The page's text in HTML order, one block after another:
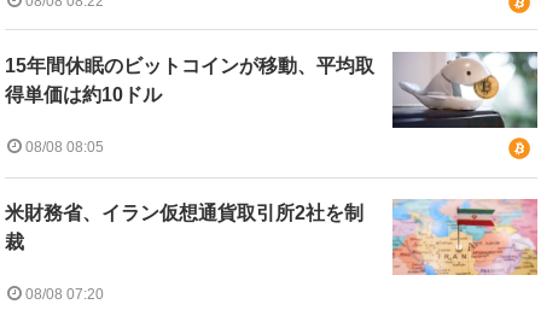
15年間休眠のビットコインが移動、平均取
得単価は約10ドル
08/08 08:05
米財務省、イラン仮想通貨取引所2社を制
裁
08/08 07:20